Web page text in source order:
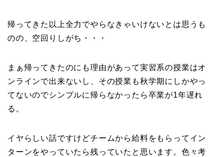
帰ってきた以上全力でやらなきゃいけないとは思うも
のの、空回りしがち・・・
まぁ帰ってきたのにも理由があって実習系の授業はオ
ンラインで出来ないし、その授業も秋学期にしかやっ
てないのでシンプルに帰らなかったら卒業が1年遅れ
る。
イヤらしい話ですけどチームから給料をもらってイン
ターンをやっていたら残っていたと思います。色々考